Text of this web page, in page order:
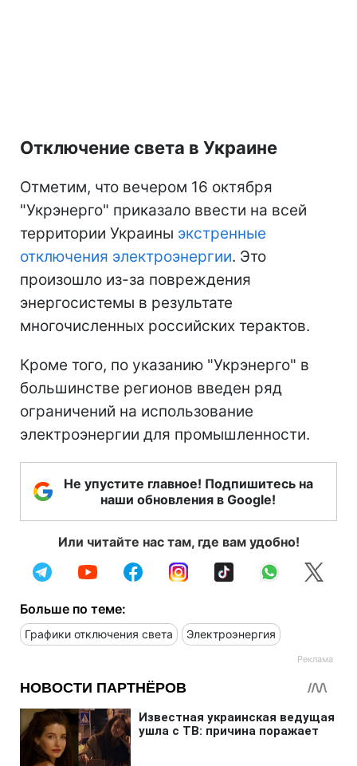
Отключение света в Украине
Отметим, что вечером 16 октября
"Укрэнерго" приказало ввести на всей
территории Украины экстренные
отключения электроэнергии. Это
произошло из-за повреждения
энергосистемы в результате
многочисленных российских терактов.
Кроме того, по указанию "Укрэнерго" в
большинстве регионов введен ряд
ограничений на использование
электроэнергии для промышленности.
Не упустите главное! Подпишитесь на
наши обновления в Google!
Или читайте нас там, где вам удобно!
Больше по теме:
Графики отключения света Электроэнергия